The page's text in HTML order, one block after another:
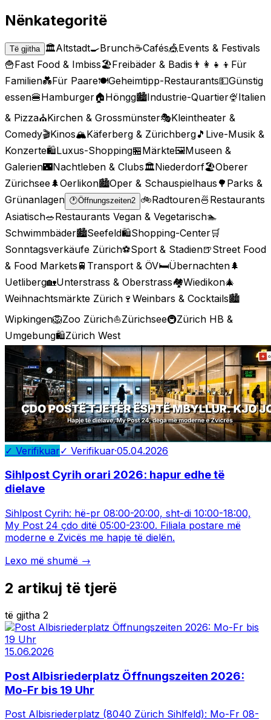
Nënkategoritë
Të gjitha 🏛️Altstadt🍳Brunch☕Cafés🎪Events & Festivals
🍟Fast Food & Imbiss🏖️Freibäder & Badis 👨‍👩‍👧‍👦 Für
Familien💑Für Paare🍽️Geheimtipp-Restaurants💵Günstig
essen🍔Hamburger🏠Höngg🏙️Industrie-Quartier🍨Italien
& Pizza⛪Kirchen & Grossmünster🎭Kleintheater &
Comedy🎬Kinos🏔️Käferberg & Zürichberg🎵 Live-Musik &
Konzerte🛍️Luxus-Shopping🏪Märkte🖼️Museen &
Galerien🌃Nachtleben & Clubs🏛️Niederdorf🏖️Oberer
Zürichsee🌲Oerlikon🏙️Oper & Schauspielhaus 🌳 Parks &
Grünanlagen 🕐Öffnungszeiten2 🚲Radtouren🍜 Restaurants
Asiatisch🥗Restaurants Vegan & Vegetarisch🏊
Schwimmbäder🏙️Seefeld🛍️Shopping-Center🛒
Sonntagsverkäufe Zürich⚽Sport & Stadien🍺Street Food
& Food Markets 🚆 Transport & ÖV🛏️Übernachten🌲
Uetliberg🏡Unterstrass & Oberstrass🏘️Wiedikon🎄
Weihnachtsmärkte Zürich 🍷 Weinbars & Cocktails🏙️
Wipkingen🦁Zoo Zürich⛵Zürichsee🚇Zürich HB &
Umgebung🛍️Zürich West
✓ Verifikuar✓ Verifikuar·05.04.2026
Sihlpost Cyrih orari 2026: hapur edhe të
dielave
Sihlpost Cyrih: hë-pr 08:00-20:00, sht-di 10:00-18:00,
My Post 24 çdo ditë 05:00-23:00. Filiala postare më
moderne e Zvicës me hapje të dielën.
Lexo më shumë →
2 artikuj të tjerë
të gjitha 2
15.06.2026
Post Albisriederplatz Öffnungszeiten 2026:
Mo-Fr bis 19 Uhr
Post Albisriederplatz (8040 Zürich Sihlfeld): Mo-Fr 08-